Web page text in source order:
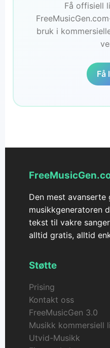
Få offisiell
bruk i
Få
Den mest avanserte
musikkgeneratoren
tekst til vakre
alltid gratis, alltid
Støtte
Prising
Kontakt oss
FreeMusicGen 3.0
Musikk kommersiell
Utvid-Musikk